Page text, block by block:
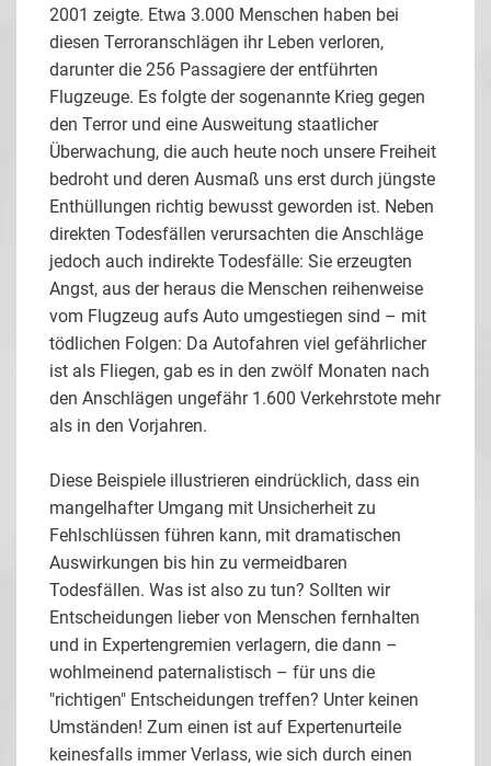
2001 zeigte. Etwa 3.000 Menschen haben bei
diesen Terroranschlägen ihr Leben verloren,
darunter die 256 Passagiere der entführten
Flugzeuge. Es folgte der sogenannte Krieg gegen
den Terror und eine Ausweitung staatlicher
Überwachung, die auch heute noch unsere Freiheit
bedroht und deren Ausmaß uns erst durch jüngste
Enthüllungen richtig bewusst geworden ist. Neben
direkten Todesfällen verursachten die Anschläge
jedoch auch indirekte Todesfälle: Sie erzeugten
Angst, aus der heraus die Menschen reihenweise
vom Flugzeug aufs Auto umgestiegen sind – mit
tödlichen Folgen: Da Autofahren viel gefährlicher
ist als Fliegen, gab es in den zwölf Monaten nach
den Anschlägen ungefähr 1.600 Verkehrstote mehr
als in den Vorjahren.
Diese Beispiele illustrieren eindrücklich, dass ein
mangelhafter Umgang mit Unsicherheit zu
Fehlschlüssen führen kann, mit dramatischen
Auswirkungen bis hin zu vermeidbaren
Todesfällen. Was ist also zu tun? Sollten wir
Entscheidungen lieber von Menschen fernhalten
und in Expertengremien verlagern, die dann –
wohlmeinend paternalistisch – für uns die
"richtigen" Entscheidungen treffen? Unter keinen
Umständen! Zum einen ist auf Expertenurteile
keinesfalls immer Verlass, wie sich durch einen